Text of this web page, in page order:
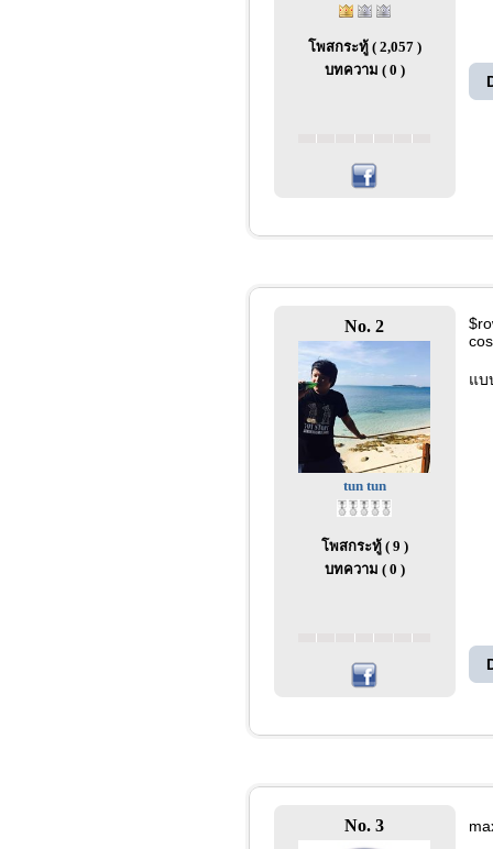
โพสกระทู้ ( 2,057 )
บทความ ( 0 )
No. 2
tun tun
โพสกระทู้ ( 9 )
บทความ ( 0 )
แบ
No. 3